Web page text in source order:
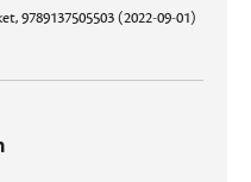
9789137505503 (2022-09-01)